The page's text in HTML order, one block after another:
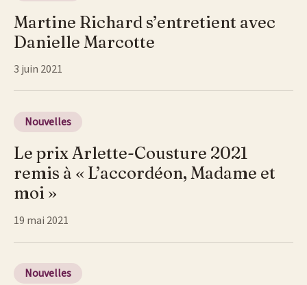
Martine Richard s’entretient avec
Danielle Marcotte
3 juin 2021
Nouvelles
Le prix Arlette-Cousture 2021
remis à « L’accordéon, Madame et
moi »
19 mai 2021
Nouvelles